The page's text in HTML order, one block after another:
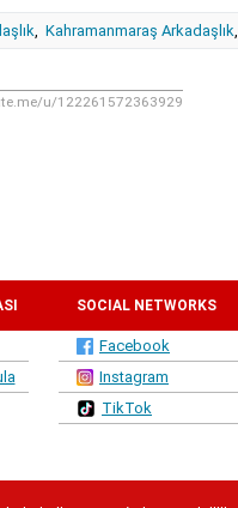
, Kahramanmaraş Arkadaşlık,
u/122261572363929
SOCIAL NETWORKS
Facebook
Instagram
TikTok